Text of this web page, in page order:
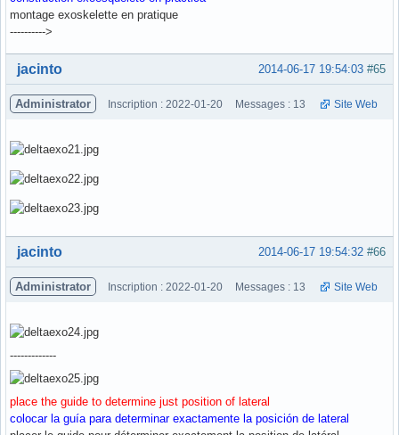
montage exoskelette en pratique
---------->
Hors ligne #65
2014-06-17 19:54:03
jacinto
Administrator Inscription : 2022-01-20 Messages : 13 Site Web
Hors ligne #66
2014-06-17 19:54:32
jacinto
Administrator Inscription : 2022-01-20 Messages : 13 Site Web
-------------
place the guide to determine just position of lateral
colocar la guía para determinar exactamente la posición de lateral